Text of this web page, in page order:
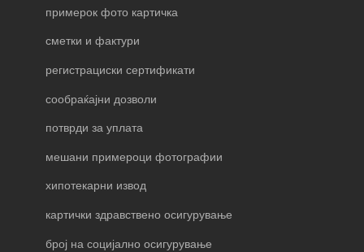
примерок фото картичка
сметки и фактури
регистрациски сертификати
сообраќајни дозволи
потврди за уплата
мешани примероци фотографии
хипотекарни извод
картички здравствено осигурување
број на социјално осигурување